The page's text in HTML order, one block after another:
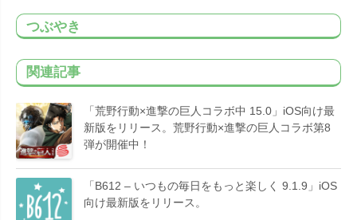
つぶやき
関連記事
「荒野行動×進撃の巨人コラボ中 15.0」iOS向け最
新版をリリース。荒野行動×進撃の巨人コラボ第8
弾が開催中！
「B612 – いつもの毎日をもっと楽しく 9.1.9」iOS
向け最新版をリリース。